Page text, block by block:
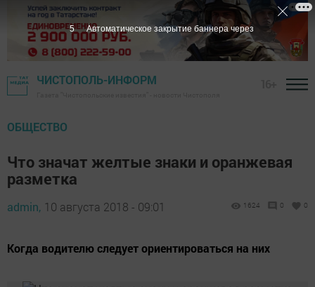
ЧИСТОПОЛЬ-ИНФОРМ
ОБЩЕСТВО
Что значат желтые знаки и оранжевая
разметка
admin, 10 августа 2018 - 09:01 1624 0 0
Когда водителю следует ориентироваться на них
4 Автоматическое закрытие баннера через